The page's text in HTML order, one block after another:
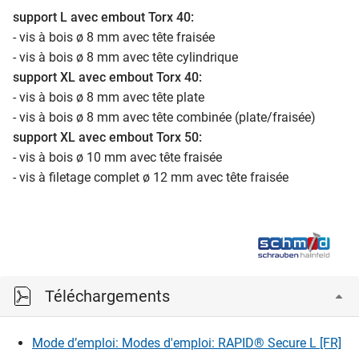
support L avec embout Torx 40:
- vis à bois ø 8 mm avec tête fraisée
- vis à bois ø 8 mm avec tête cylindrique
support XL avec embout Torx 40:
- vis à bois ø 8 mm avec tête plate
- vis à bois ø 8 mm avec tête combinée (plate/fraisée)
support XL avec embout Torx 50:
- vis à bois ø 10 mm avec tête fraisée
- vis à filetage complet ø 12 mm avec tête fraisée
Téléchargements
Mode d’emploi: Modes d'emploi: RAPID® Secure L [FR]